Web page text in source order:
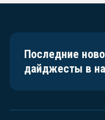
Последние
дайджесты в